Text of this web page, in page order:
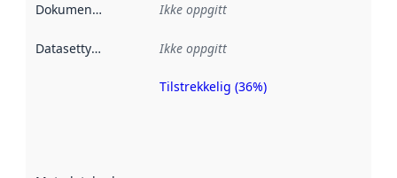
Dokumentasjon Ikke oppgitt
Datasettype Ikke oppgitt
Metadatakvalitet
Tilstrekkelig (36%)